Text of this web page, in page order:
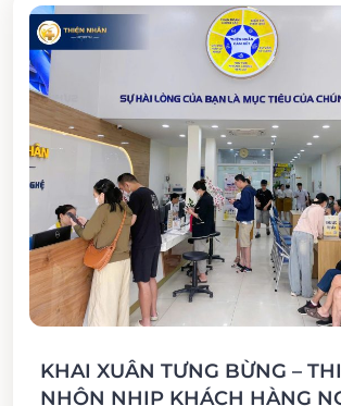
KHAI XUÂN TƯNG BỪNG –
NHỘN NHỊP KHÁCH HÀNG